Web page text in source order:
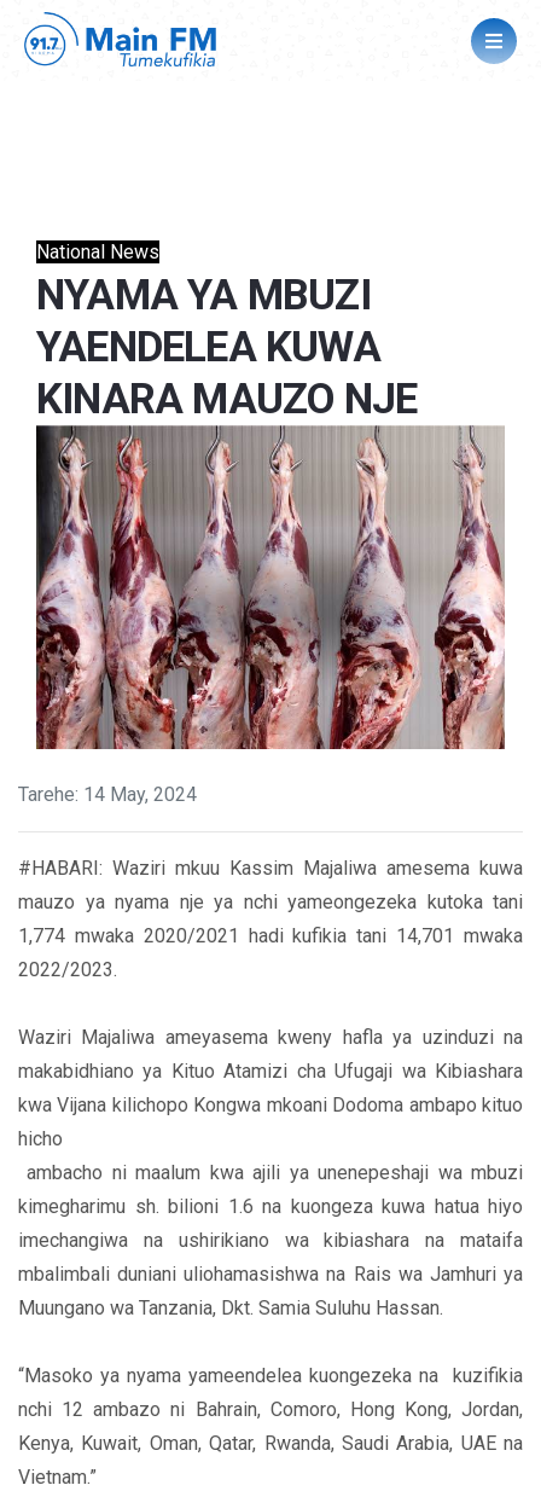
National News
NYAMA YA MBUZI
YAENDELEA KUWA
KINARA MAUZO NJE
Tarehe: 14 May, 2024
#HABARI: Waziri mkuu Kassim Majaliwa amesema kuwa
mauzo ya nyama nje ya nchi yameongezeka kutoka tani
1,774 mwaka 2020/2021 hadi kufikia tani 14,701 mwaka
2022/2023.
Waziri Majaliwa ameyasema kweny hafla ya uzinduzi na
makabidhiano ya Kituo Atamizi cha Ufugaji wa Kibiashara
kwa Vijana kilichopo Kongwa mkoani Dodoma ambapo kituo
hicho
ambacho ni maalum kwa ajili ya unenepeshaji wa mbuzi
kimegharimu sh. bilioni 1.6 na kuongeza kuwa hatua hiyo
imechangiwa na ushirikiano wa kibiashara na mataifa
mbalimbali duniani uliohamasishwa na Rais wa Jamhuri ya
Muungano wa Tanzania, Dkt. Samia Suluhu Hassan.
“Masoko ya nyama yameendelea kuongezeka na kuzifikia
nchi 12 ambazo ni Bahrain, Comoro, Hong Kong, Jordan,
Kenya, Kuwait, Oman, Qatar, Rwanda, Saudi Arabia, UAE na
Vietnam.”